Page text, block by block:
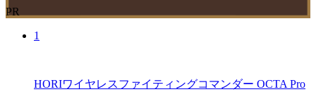
PR
1
HORIワイヤレスファイティングコマンダー OCTA Pro